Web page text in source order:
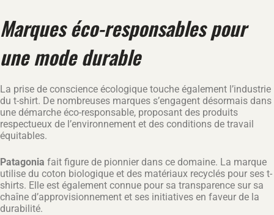
Marques éco-responsables pour
une mode durable
La prise de conscience écologique touche également l’industrie
du t-shirt. De nombreuses marques s’engagent désormais dans
une démarche éco-responsable, proposant des produits
respectueux de l’environnement et des conditions de travail
équitables.
Patagonia fait figure de pionnier dans ce domaine. La marque
utilise du coton biologique et des matériaux recyclés pour ses t-
shirts. Elle est également connue pour sa transparence sur sa
chaîne d’approvisionnement et ses initiatives en faveur de la
durabilité.